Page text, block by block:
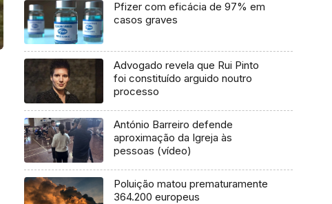
Pfizer com eficácia de 97% em
casos graves
Advogado revela que Rui Pinto
foi constituído arguido noutro
processo
António Barreiro defende
aproximação da Igreja às
pessoas (vídeo)
Poluição matou prematuramente
364.200 europeus